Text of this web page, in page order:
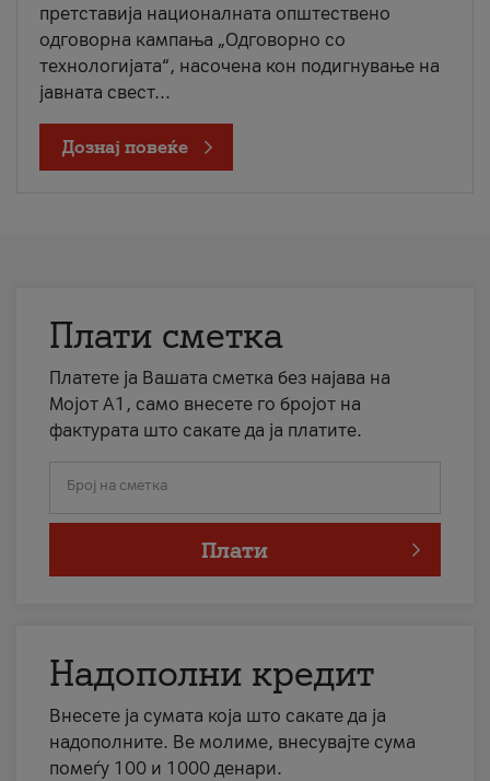
претставија националната општествено
одговорна кампања „Одговорно со
технологијата“, насочена кон подигнување на
јавната свест...
Дознај повеќе
Плати сметка
Платете ја Вашата сметка без најава на
Мојот А1, само внесете го бројот на
фактурата што сакате да ја платите.
Број на сметка
Плати
Надополни кредит
Внесете ја сумата која што сакате да ја
надополните. Ве молиме, внесувајте сума
помеѓу 100 и 1000 денари.